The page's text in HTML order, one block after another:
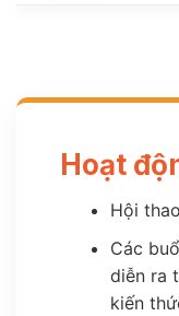
Hoạt
Hội
Các
diễn ra
kiến